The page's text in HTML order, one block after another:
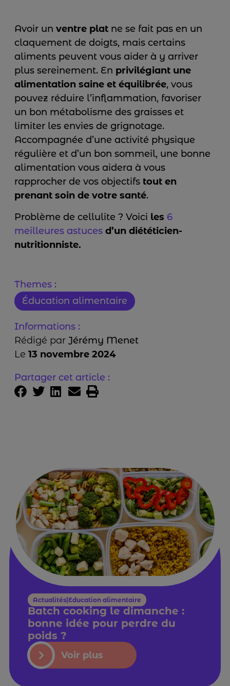
Avoir un ventre plat ne se fait pas en un
claquement de doigts, mais certains
aliments peuvent vous aider à y arriver
plus sereinement. En privilégiant une
alimentation saine et équilibrée, vous
pouvez réduire l’inflammation, favoriser
un bon métabolisme des graisses et
limiter les envies de grignotage.
Accompagnée d’une activité physique
régulière et d’un bon sommeil, une bonne
alimentation vous aidera à vous
rapprocher de vos objectifs tout en
prenant soin de votre santé.
Problème de cellulite ? Voici les 6
meilleures astuces d’un diététicien-
nutritionniste.
Themes :
Éducation alimentaire
Informations :
Rédigé par Jérémy Menet
Le 13 novembre 2024
Partager cet article :
Actualités|Education alimentaire
Batch cooking le dimanche :
bonne idée pour perdre du
poids ?
Voir plus